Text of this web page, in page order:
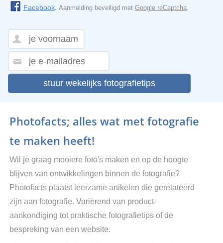
Facebook. Aanmelding beveiligd met Google reCaptcha.
stuur wekelijks fotografietips
Photofacts; alles wat met fotografie
te maken heeft!
Wil je graag mooiere foto's maken en op de hoogte
blijven van ontwikkelingen binnen de fotografie?
Photofacts plaatst leerzame artikelen die gerelateerd
zijn aan fotografie. Variërend van product-
aankondiging tot praktische fotografietips of de
bespreking van een website.